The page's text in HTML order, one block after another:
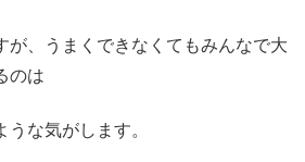
が、うまくできなくてもみんなで大
のは
な気がします。